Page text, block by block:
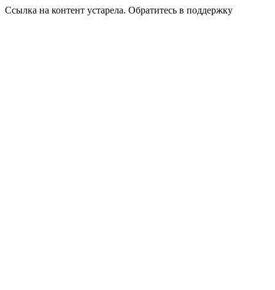
Ссылка на контент устарела. Обратитесь в поддержку